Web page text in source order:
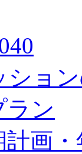
ショ
ラン
画